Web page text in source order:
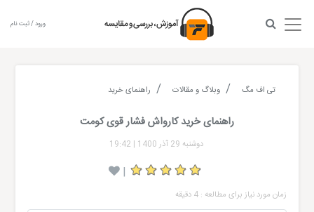
ورود / ثبت نام
تی اف مگ وبلاگ و مقالات راهنمای خرید
راهنمای خرید کارواش فشار قوی کومت
دوشنبه 29 آذر 1400 |
19:42
|
زمان مورد نیاز برای مطالعه : 4 دقیقه